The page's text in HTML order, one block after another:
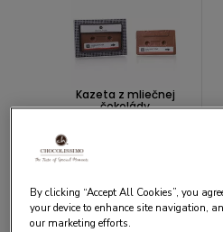
Kazeta z mliečnej
čokolády
By clicking “Accept All Cookies”, you
your device to enhance site navigation,
our marketing efforts.